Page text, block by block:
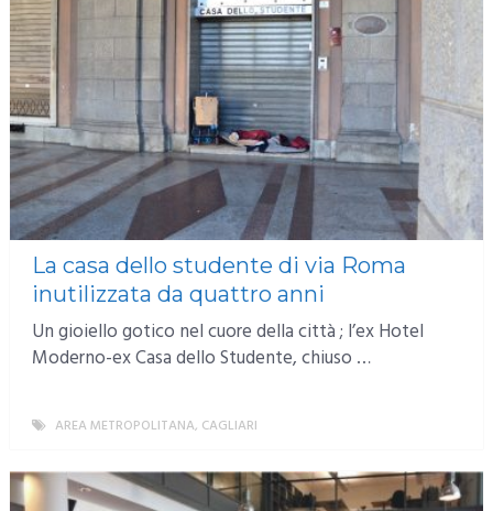
La casa dello studente di via Roma
inutilizzata da quattro anni
Un gioiello gotico nel cuore della città ; l’ex Hotel
Moderno-ex Casa dello Studente, chiuso …
AREA METROPOLITANA, CAGLIARI